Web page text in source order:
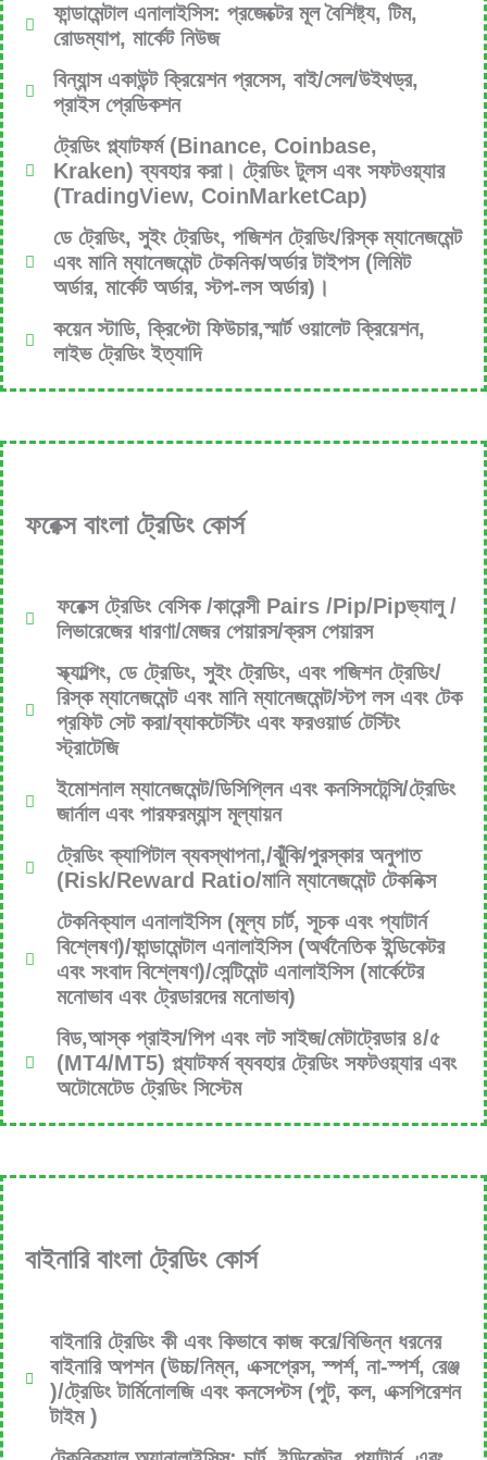
ফান্ডামেন্টাল এনালাইসিস: প্রজেক্টের মূল বৈশিষ্ট্য, টিম,
রোডম্যাপ, মার্কেট নিউজ
বিন্যান্স একাউন্ট ক্রিয়েশন প্রসেস, বাই/সেল/উইথড্র,
প্রাইস প্রেডিকশন
ট্রেডিং প্ল্যাটফর্ম (Binance, Coinbase,
Kraken) ব্যবহার করা। ট্রেডিং টুলস এবং সফটওয়্যার
(TradingView, CoinMarketCap)
ডে ট্রেডিং, সুইং ট্রেডিং, পজিশন ট্রেডিং/রিস্ক ম্যানেজমেন্ট
এবং মানি ম্যানেজমেন্ট টেকনিক/অর্ডার টাইপস (লিমিট
অর্ডার, মার্কেট অর্ডার, স্টপ-লস অর্ডার)।
কয়েন স্টাডি, ক্রিপ্টো ফিউচার,স্মার্ট ওয়ালেট ক্রিয়েশন,
লাইভ ট্রেডিং ইত্যাদি
ফরেক্স বাংলা ট্রেডিং কোর্স
ফরেক্স ট্রেডিং বেসিক /কারেন্সী Pairs /Pip/Pipভ্যালু /
লিভারেজের ধারণা/মেজর পেয়ারস/ক্রস পেয়ারস
স্ক্যাল্পিং, ডে ট্রেডিং, সুইং ট্রেডিং, এবং পজিশন ট্রেডিং/
রিস্ক ম্যানেজমেন্ট এবং মানি ম্যানেজমেন্ট/স্টপ লস এবং টেক
প্রফিট সেট করা/ব্যাকটেস্টিং এবং ফরওয়ার্ড টেস্টিং
স্ট্রাটেজি
ইমোশনাল ম্যানেজমেন্ট/ডিসিপ্লিন এবং কনসিসটেন্সি/ট্রেডিং
জার্নাল এবং পারফরম্যান্স মূল্যায়ন
ট্রেডিং ক্যাপিটাল ব্যবস্থাপনা,/ঝুঁকি/পুরস্কার অনুপাত
(Risk/Reward Ratio/মানি ম্যানেজমেন্ট টেকনিক্স
টেকনিক্যাল এনালাইসিস (মূল্য চার্ট, সূচক এবং প্যাটার্ন
বিশ্লেষণ)/ফান্ডামেন্টাল এনালাইসিস (অর্থনৈতিক ইন্ডিকেটর
এবং সংবাদ বিশ্লেষণ)/সেন্টিমেন্ট এনালাইসিস (মার্কেটের
মনোভাব এবং ট্রেডারদের মনোভাব)
বিড,আস্ক প্রাইস/পিপ এবং লট সাইজ/মেটাট্রেডার ৪/৫
(MT4/MT5) প্ল্যাটফর্ম ব্যবহার ট্রেডিং সফটওয়্যার এবং
অটোমেটেড ট্রেডিং সিস্টেম
বাইনারি বাংলা ট্রেডিং কোর্স
বাইনারি ট্রেডিং কী এবং কিভাবে কাজ করে/বিভিন্ন ধরনের
বাইনারি অপশন (উচ্চ/নিম্ন, এক্সপ্রেস, স্পর্শ, না-স্পর্শ, রেঞ্জ
)/ট্রেডিং টার্মিনোলজি এবং কনসেপ্টস (পুট, কল, এক্সপিরেশন
টাইম )